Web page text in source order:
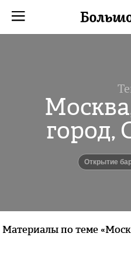
город,
открытие
Материалы по теме